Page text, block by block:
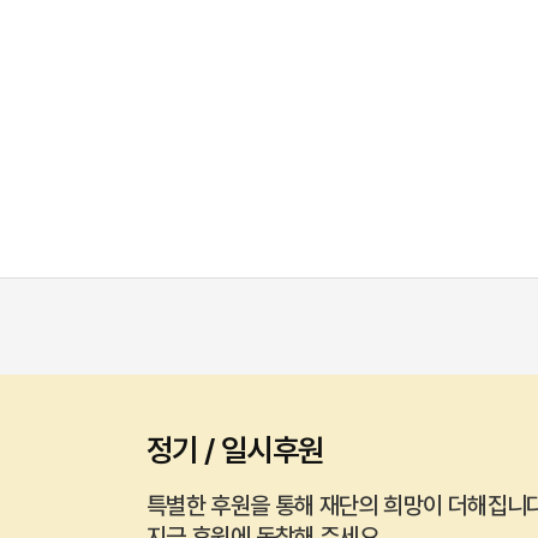
정기 / 일시후원
특별한 후원을 통해 재단의 희망이 더해집니